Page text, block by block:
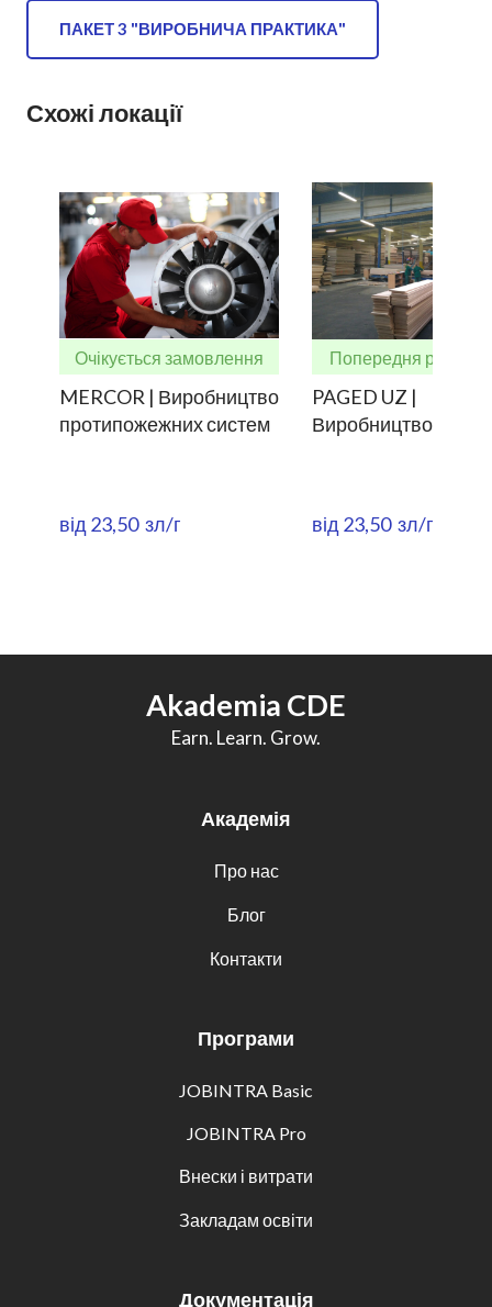
ПАКЕТ 3 "ВИРОБНИЧА ПРАКТИКА"
Схожі локації
Очікується замовлення
MERCOR | Виробництво
протипожежних систем
від 23,50  зл/г
Попередня
PAGED UZ |
Виробництво
від 23,50  зл/г
Akademia CDE
Earn. Learn. Grow.
Академія
Про нас
Блог
Контакти
Програми
JOBINTRA Basic
JOBINTRA Pro
Внески і витрати
Закладам освіти
Документація